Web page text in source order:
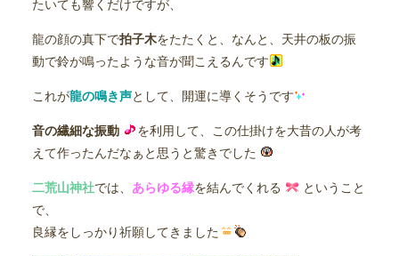
たいても響くだけですが、
龍の顔の真下で拍子木をたたくと、なんと、天井の板の振
動で鈴が鳴ったような音が聞こえるんです
これが龍の鳴き声として、開運に導くそうです
音の繊細な振動
を利用して、この仕掛けを大昔の人が考
えて作ったんだなぁと思うと驚きでした
二荒山神社では、 あらゆる縁を結んでくれる
ということ
で、
良縁をしっかり祈願してきました